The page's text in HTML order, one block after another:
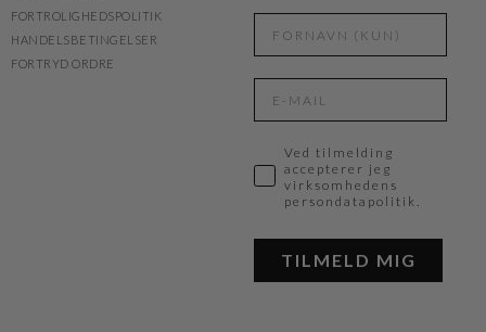
FORTROLIGHEDSPOLITIK
HANDELSBETINGELSER
FORTRYD ORDRE
Ved tilmelding
accepterer jeg
virksomhedens
persondatapolitik.
TILMELD MIG